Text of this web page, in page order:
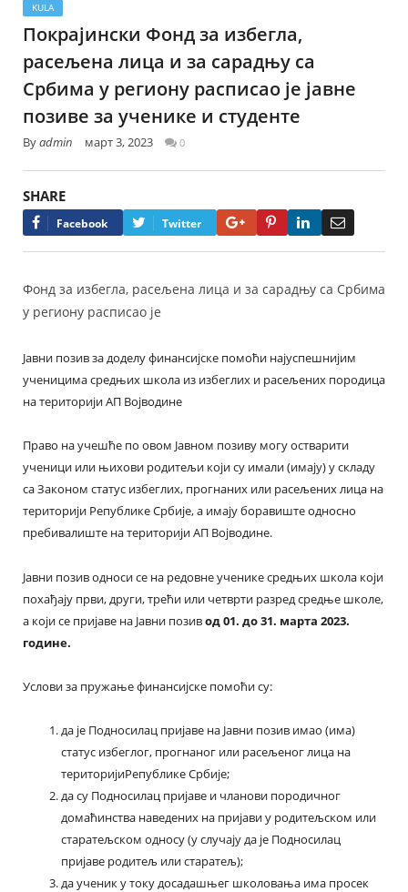
KULA
Покрајински Фонд за избегла,
расељена лица и за сарадњу са
Србима у региону расписао је јавне
позиве за ученике и студенте
Byadmin март 3, 2023 0
SHARE
Facebook Twitter Google+PinterestLinkedIn
Фонд за избегла, расељена лица и за сарадњу са Србима
у региону расписао је
Јавни позив за доделу финансијске помоћи најуспешнијим
ученицима средњих школа из избеглих и расељених породица
на територији АП Војводине
Право на учешће по овом Јавном позиву могу остварити
ученици или њихови родитељи који су имали (имају) у складу
са Законом статус избеглих, прогнаних или расељених лица на
територији Републике Србије, а имају боравиште односно
пребивалиште на територији АП Војводине.
Јавни позив односи се на редовне ученике средњих школа који
похађају први, други, трећи или четврти разред средње школе,
а који се пријаве на Јавни позивод 01. до 31. марта 2023.
године.
Услови за пружање финансијске помоћи су:
да је Подносилац пријаве на Јавни позив имао (има)
статус избеглог, прогнаног или расељеног лица на
територијиРепублике Србије;
да су Подносилац пријаве и чланови породичног
домаћинства наведених на пријави у родитељском или
старатељском односу (у случају да је Подносилац
пријаве родитељ или старатељ);
да ученик у току досадашњег школовања има просек